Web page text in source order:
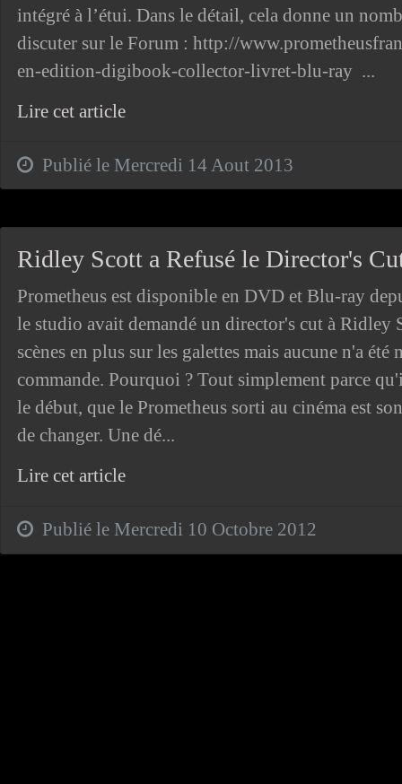
intégré à l’étui. Dans le détail, cela donne un
discuter sur le Forum : http://
en-edition-digibook-collector-livret-blu-ray ...
Lire cet article
Publié le Mercredi 14 Aout 2013
Ridley Scott a Refusé le Director's
Prometheus est disponible en DVD et Blu-ray
le studio avait demandé un director's cut à Ridley
scènes en plus sur les galettes mais aucune n'a
commande. Pourquoi ? Tout simplement parce
le début, que le Prometheus sorti au cinéma est
de changer. Une dé...
Lire cet article
Publié le Mercredi 10 Octobre 2012